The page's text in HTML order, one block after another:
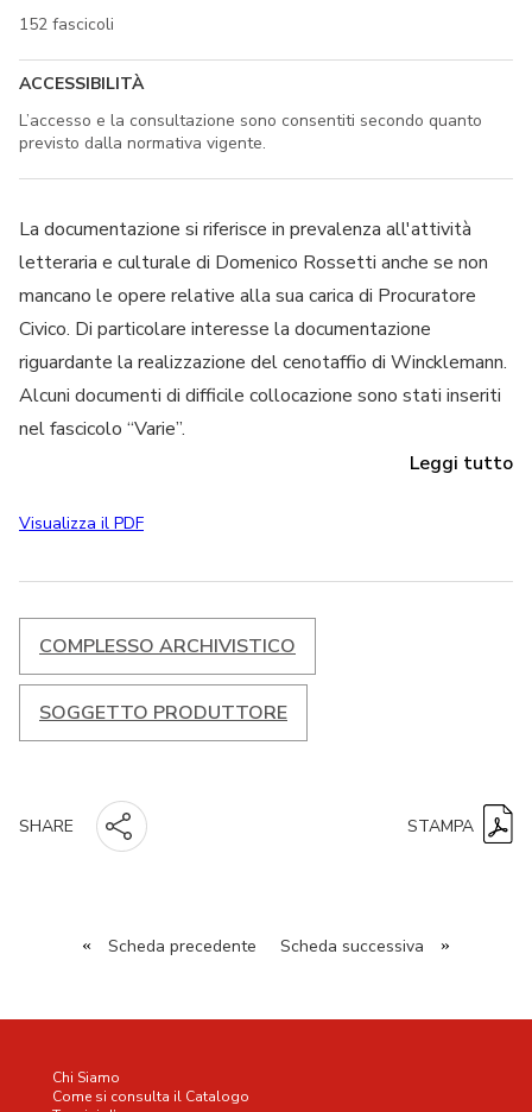
152 fascicoli
ACCESSIBILITÀ
L’accesso e la consultazione sono consentiti secondo quanto
previsto dalla normativa vigente.
La documentazione si riferisce in prevalenza all'attività
letteraria e culturale di Domenico Rossetti anche se non
mancano le opere relative alla sua carica di Procuratore
Civico. Di particolare interesse la documentazione
riguardante la realizzazione del cenotaffio di Wincklemann.
Alcuni documenti di difficile collocazione sono stati inseriti
nel fascicolo “Varie”.
Leggi tutto
Visualizza il PDF
COMPLESSO ARCHIVISTICO
SOGGETTO PRODUTTORE
SHARE STAMPA
« Scheda precedente Scheda successiva »
Chi Siamo
Come si consulta il Catalogo